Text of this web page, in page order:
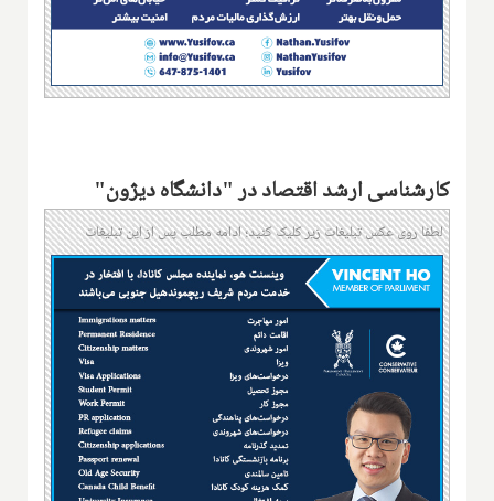
کارشناسی ارشد اقتصاد در "دانشگاه دیژون"
لطفا روی عکس تبلیغات زیر کلیک کنید؛ ادامه مطلب پس از این تبلیغات